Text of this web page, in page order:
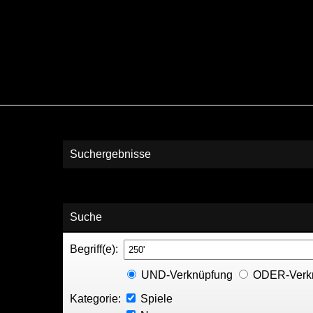
Suchergebnisse
Suche
Begriff(e):
UND-Verknüpfung
ODER-
Kategorie:
Spiele